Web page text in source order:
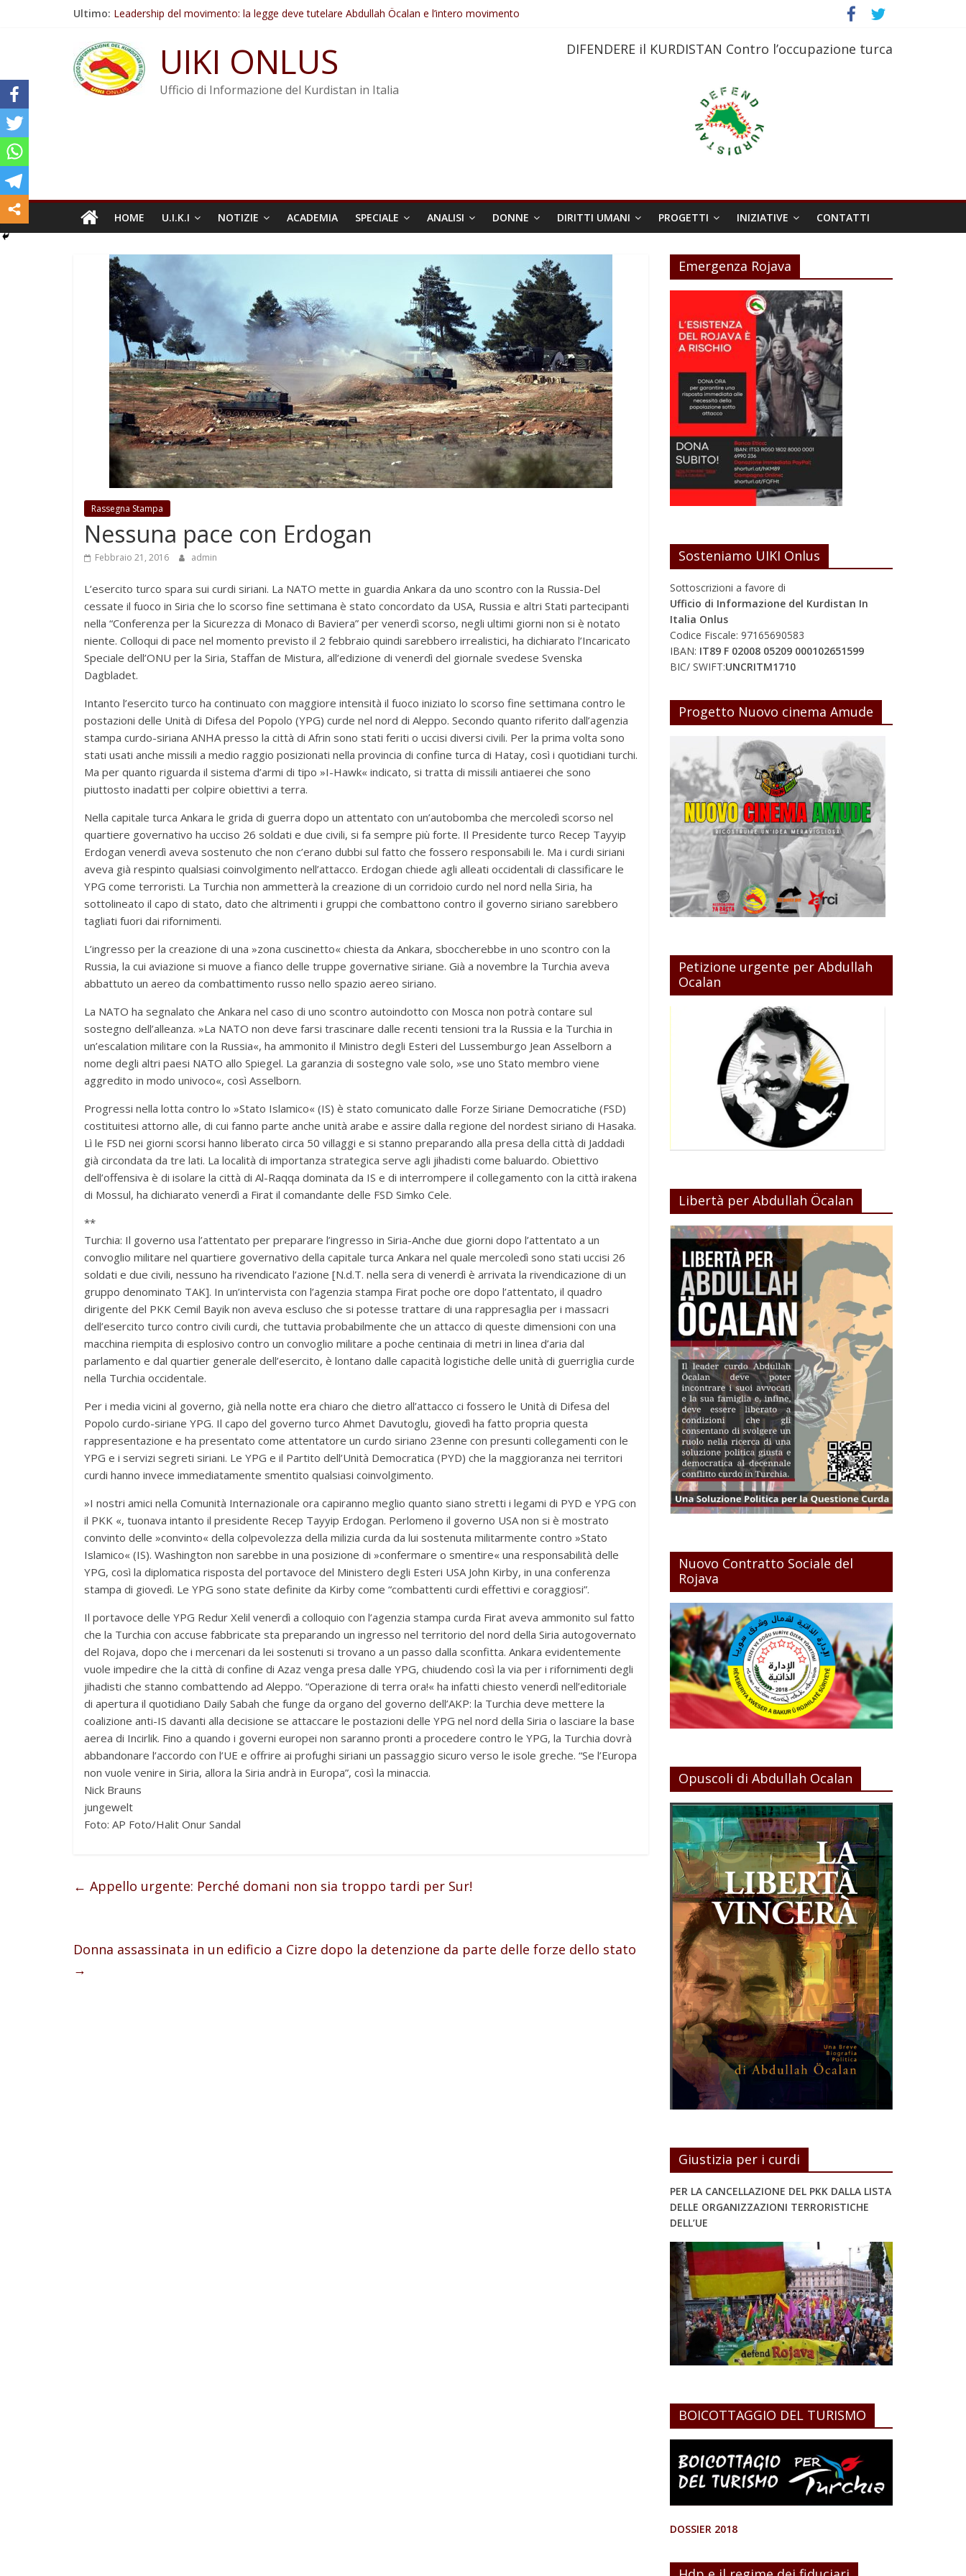
Ultimo: Leadership del movimento: la legge deve tutelare Abdullah Öcalan e l’intero movimento
Non tenere conto della situazione di Rêber Apo ostacolerebbe l’attuazione della legge
Il KNK chiede un’azione internazionale contro i crimini di guerra dell’Iran
Abdullah Öcalan: Le legge negativa deve essere trasformata in legge positiva
UIKI ONLUS
Ufficio di Informazione del Kurdistan in Italia
DIFENDERE il KURDISTAN Contro l’occupazione turca
HOME U.I.K.I NOTIZIE ACADEMIA SPECIALE ANALISI DONNE DIRITTI UMANI PROGETTI INIZIATIVE CONTATTI
Rassegna Stampa
Nessuna pace con Erdogan
Febbraio 21, 2016 admin
L’esercito turco spara sui curdi siriani. La NATO mette in guardia Ankara da uno scontro con la Russia-Del
cessate il fuoco in Siria che lo scorso fine settimana è stato concordato da USA, Russia e altri Stati partecipanti
nella “Conferenza per la Sicurezza di Monaco di Baviera” per venerdì scorso, negli ultimi giorni non si è notato
niente. Colloqui di pace nel momento previsto il 2 febbraio quindi sarebbero irrealistici, ha dichiarato l’Incaricato
Speciale dell’ONU per la Siria, Staffan de Mistura, all’edizione di venerdì del giornale svedese Svenska
Dagbladet.
Intanto l’esercito turco ha continuato con maggiore intensità il fuoco iniziato lo scorso fine settimana contro le
postazioni delle Unità di Difesa del Popolo (YPG) curde nel nord di Aleppo. Secondo quanto riferito dall’agenzia
stampa curdo-siriana ANHA presso la città di Afrin sono stati feriti o uccisi diversi civili. Per la prima volta sono
stati usati anche missili a medio raggio posizionati nella provincia di confine turca di Hatay, così i quotidiani turchi.
Ma per quanto riguarda il sistema d’armi di tipo »I-Hawk« indicato, si tratta di missili antiaerei che sono
piuttosto inadatti per colpire obiettivi a terra.
Nella capitale turca Ankara le grida di guerra dopo un attentato con un’autobomba che mercoledì scorso nel
quartiere governativo ha ucciso 26 soldati e due civili, si fa sempre più forte. Il Presidente turco Recep Tayyip
Erdogan venerdì aveva sostenuto che non c’erano dubbi sul fatto che fossero responsabili le. Ma i curdi siriani
aveva già respinto qualsiasi coinvolgimento nell’attacco. Erdogan chiede agli alleati occidentali di classificare le
YPG come terroristi. La Turchia non ammetterà la creazione di un corridoio curdo nel nord nella Siria, ha
sottolineato il capo di stato, dato che altrimenti i gruppi che combattono contro il governo siriano sarebbero
tagliati fuori dai rifornimenti.
L’ingresso per la creazione di una »zona cuscinetto« chiesta da Ankara, sboccherebbe in uno scontro con la
Russia, la cui aviazione si muove a fianco delle truppe governative siriane. Già a novembre la Turchia aveva
abbattuto un aereo da combattimento russo nello spazio aereo siriano.
La NATO ha segnalato che Ankara nel caso di uno scontro autoindotto con Mosca non potrà contare sul
sostegno dell’alleanza. »La NATO non deve farsi trascinare dalle recenti tensioni tra la Russia e la Turchia in
un’escalation militare con la Russia«, ha ammonito il Ministro degli Esteri del Lussemburgo Jean Asselborn a
nome degli altri paesi NATO allo Spiegel. La garanzia di sostegno vale solo, »se uno Stato membro viene
aggredito in modo univoco«, così Asselborn.
Progressi nella lotta contro lo »Stato Islamico« (IS) è stato comunicato dalle Forze Siriane Democratiche (FSD)
costituitesi attorno alle, di cui fanno parte anche unità arabe e assire dalla regione del nordest siriano di Hasaka.
Lì le FSD nei giorni scorsi hanno liberato circa 50 villaggi e si stanno preparando alla presa della città di Jaddadi
già circondata da tre lati. La località di importanza strategica serve agli jihadisti come baluardo. Obiettivo
dell’offensiva è di isolare la città di Al-Raqqa dominata da IS e di interrompere il collegamento con la città irakena
di Mossul, ha dichiarato venerdì a Firat il comandante delle FSD Simko Cele.
**
Turchia: Il governo usa l’attentato per preparare l’ingresso in Siria-Anche due giorni dopo l’attentato a un
convoglio militare nel quartiere governativo della capitale turca Ankara nel quale mercoledì sono stati uccisi 26
soldati e due civili, nessuno ha rivendicato l’azione [N.d.T. nella sera di venerdì è arrivata la rivendicazione di un
gruppo denominato TAK]. In un’intervista con l’agenzia stampa Firat poche ore dopo l’attentato, il quadro
dirigente del PKK Cemil Bayik non aveva escluso che si potesse trattare di una rappresaglia per i massacri
dell’esercito turco contro civili curdi, che tuttavia probabilmente che un attacco di queste dimensioni con una
macchina riempita di esplosivo contro un convoglio militare a poche centinaia di metri in linea d’aria dal
parlamento e dal quartier generale dell’esercito, è lontano dalle capacità logistiche delle unità di guerriglia curde
nella Turchia occidentale.
Per i media vicini al governo, già nella notte era chiaro che dietro all’attacco ci fossero le Unità di Difesa del
Popolo curdo-siriane YPG. Il capo del governo turco Ahmet Davutoglu, giovedì ha fatto propria questa
rappresentazione e ha presentato come attentatore un curdo siriano 23enne con presunti collegamenti con le
YPG e i servizi segreti siriani. Le YPG e il Partito dell’Unità Democratica (PYD) che la maggioranza nei territori
curdi hanno invece immediatamente smentito qualsiasi coinvolgimento.
»I nostri amici nella Comunità Internazionale ora capiranno meglio quanto siano stretti i legami di PYD e YPG con
il PKK «, tuonava intanto il presidente Recep Tayyip Erdogan. Perlomeno il governo USA non si è mostrato
convinto delle »convinto« della colpevolezza della milizia curda da lui sostenuta militarmente contro »Stato
Islamico« (IS). Washington non sarebbe in una posizione di »confermare o smentire« una responsabilità delle
YPG, così la diplomatica risposta del portavoce del Ministero degli Esteri USA John Kirby, in una conferenza
stampa di giovedì. Le YPG sono state definite da Kirby come “combattenti curdi effettivi e coraggiosi”.
Il portavoce delle YPG Redur Xelil venerdì a colloquio con l’agenzia stampa curda Firat aveva ammonito sul fatto
che la Turchia con accuse fabbricate sta preparando un ingresso nel territorio del nord della Siria autogovernato
del Rojava, dopo che i mercenari da lei sostenuti si trovano a un passo dalla sconfitta. Ankara evidentemente
vuole impedire che la città di confine di Azaz venga presa dalle YPG, chiudendo così la via per i rifornimenti degli
jihadisti che stanno combattendo ad Aleppo. “Operazione di terra ora!« ha infatti chiesto venerdì nell’editoriale
di apertura il quotidiano Daily Sabah che funge da organo del governo dell’AKP: la Turchia deve mettere la
coalizione anti-IS davanti alla decisione se attaccare le postazioni delle YPG nel nord della Siria o lasciare la base
aerea di Incirlik. Fino a quando i governi europei non saranno pronti a procedere contro le YPG, la Turchia dovrà
abbandonare l’accordo con l’UE e offrire ai profughi siriani un passaggio sicuro verso le isole greche. “Se l’Europa
non vuole venire in Siria, allora la Siria andrà in Europa”, così la minaccia.
Nick Brauns
jungewelt
Foto: AP Foto/Halit Onur Sandal
← Appello urgente: Perché domani non sia troppo tardi per Sur!
Donna assassinata in un edificio a Cizre dopo la detenzione da parte delle forze dello stato
→
Emergenza Rojava
Sosteniamo UIKI Onlus
Sottoscrizioni a favore di
Ufficio di Informazione del Kurdistan In
Italia Onlus
Codice Fiscale: 97165690583
IBAN: IT89 F 02008 05209 000102651599
BIC/ SWIFT:UNCRITM1710
Progetto Nuovo cinema Amude
Petizione urgente per Abdullah
Ocalan
Libertà per Abdullah Öcalan
Nuovo Contratto Sociale del
Rojava
Opuscoli di Abdullah Ocalan
Giustizia per i curdi
PER LA CANCELLAZIONE DEL PKK DALLA LISTA
DELLE ORGANIZZAZIONI TERRORISTICHE
DELL’UE
BOICOTTAGGIO DEL TURISMO
DOSSIER 2018